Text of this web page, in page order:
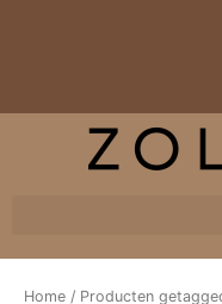
Home / Producten